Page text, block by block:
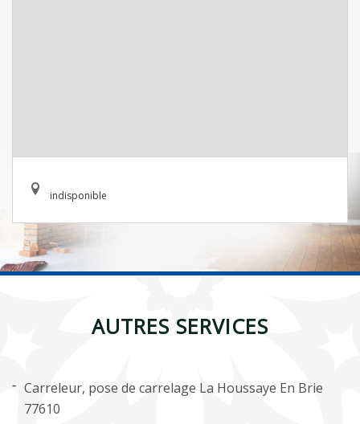
indisponible
AUTRES SERVICES
Carreleur, pose de carrelage La Houssaye En Brie
77610